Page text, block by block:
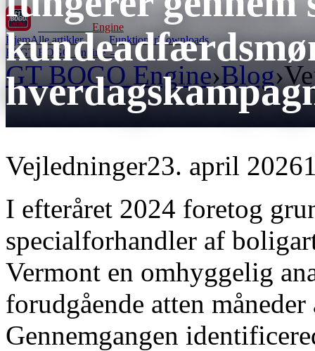
GT BOGO Engine
HjemAlle artikler FunktionerDownloads
Få GT BOGO Engine →
GT BOGO Engine›Blog›
Vejledninger23. april 2026
I efteråret 2024 foretog
specialforhandler af
Vermont en omhyggelig
forudgående atten
Gennemgangen